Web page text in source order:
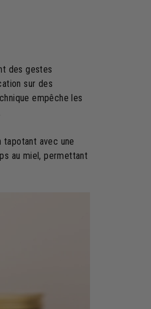
des gestes
sur des
empêche les
avec une
au miel, permettant